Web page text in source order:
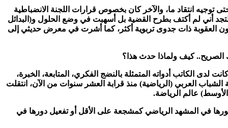
انتقاد ما، والآخر كان بخصوص قرارات اللجنة الانضباطية
أني لم أكتف بطرح القضية بل أسهبت في وضع الحلول و(البدائل
العقوبة ذات جدوى تربوية أكثر، كما أشرت في معرض حديثي إلى
الصريح.. كيف ولماذا حدث هذا؟
الكاتب أدواته المتمثلة بالنضج الفكري، المتابعة، الخبرة،
الشباب العربي (الرياضية) منذ قرابة العشر سنوات من الآن، انتقلت
عالم الرياضة.
في المشهد الرياضي كمشجعة على الأقل أو تفعيل دورها في